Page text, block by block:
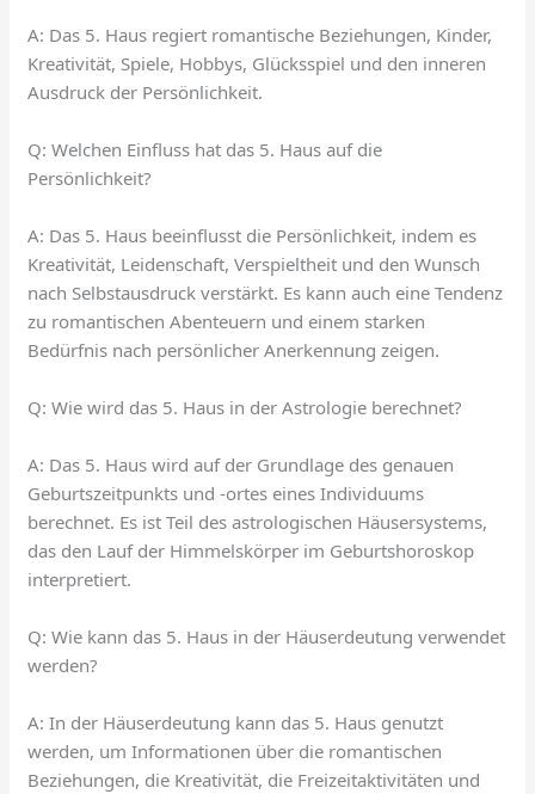
A: Das 5. Haus regiert romantische Beziehungen, Kinder,
Kreativität, Spiele, Hobbys, Glücksspiel und den inneren
Ausdruck der Persönlichkeit.
Q: Welchen Einfluss hat das 5. Haus auf die
Persönlichkeit?
A: Das 5. Haus beeinflusst die Persönlichkeit, indem es
Kreativität, Leidenschaft, Verspieltheit und den Wunsch
nach Selbstausdruck verstärkt. Es kann auch eine Tendenz
zu romantischen Abenteuern und einem starken
Bedürfnis nach persönlicher Anerkennung zeigen.
Q: Wie wird das 5. Haus in der Astrologie berechnet?
A: Das 5. Haus wird auf der Grundlage des genauen
Geburtszeitpunkts und -ortes eines Individuums
berechnet. Es ist Teil des astrologischen Häusersystems,
das den Lauf der Himmelskörper im Geburtshoroskop
interpretiert.
Q: Wie kann das 5. Haus in der Häuserdeutung verwendet
werden?
A: In der Häuserdeutung kann das 5. Haus genutzt
werden, um Informationen über die romantischen
Beziehungen, die Kreativität, die Freizeitaktivitäten und